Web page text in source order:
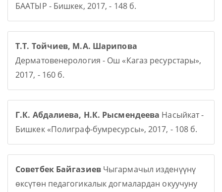
БААТЫР - Бишкек, 2017, - 148 б.
Т.Т. Тойчиев, М.А. Шарипова
Дерматовенерология - Ош «Кагаз ресурстары»,
2017, - 160 б.
Г.К. Абдалиева, Н.К. Рысмендеева Насыйкат -
Бишкек «Полиграф-бумресурсы», 2017, - 108 б.
Советбек БайгазиевЧыгармачыл изденүүнү
өксүтөн педагогикалык догмалардан окуучуну